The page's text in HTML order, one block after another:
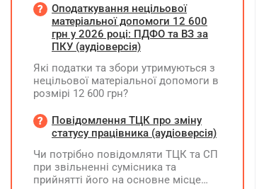
Реєстрацію на цей захід ФОП
проводить через номер телефону,
який зазначено у листівках, які він
розклеїв на стовпах району та
для ГО по запиту на реєстрацію - це
фото цих рекламних об'яв. Чи
виникає у ФОПа зобов'язання по
Чи є будь які податкові наслідки по
розповсюдженню цих об'яв?
Оподаткування нецільової
матеріальної допомоги 12 600
грн у 2026 році: ПДФО та ВЗ за
ПКУ (аудіоверсія)
Які податки та збори утримуються з
нецільової матеріальної допомоги в
розмірі 12 600 грн?
Повідомлення ТЦК про зміну
статусу працівника (аудіоверсія)
Чи потрібно повідомляти ТЦК та СП
при звільненні сумісника та
прийнятті його на основне місце